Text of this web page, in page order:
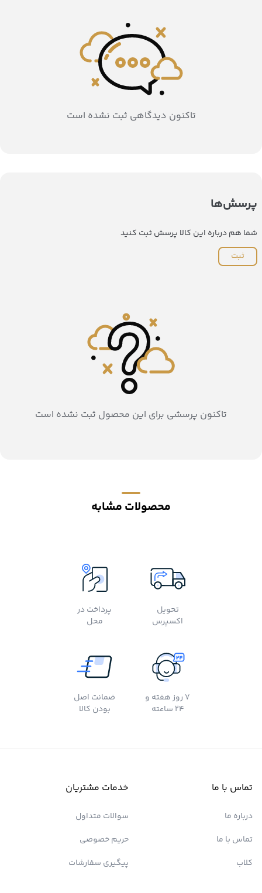
تاکنون دیدگاهی ثبت نشده است
پرسش‌ها
شما هم درباره این کالا پرسش ثبت کنید
ثبت
تاکنون پرسشی برای این محصول ثبت نشده است
محصولات مشابه
تحویل
اکسپرس
پرداخت در
محل
7 روز هفته و
24 ساعته
ضمانت اصل
بودن کالا
تماس با ما
درباره ما
تماس با ما
کلاب
خدمات مشتریان
سوالات متداول
حریم خصوصی
پیگیری سفارشات